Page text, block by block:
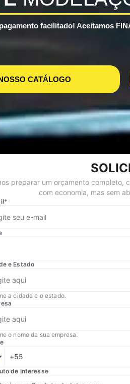
facilitado! Aceitamos
CATÁLOGO
preparar um orçamento completo,
com economia, mas sem
*
e Estado
a cidade e o estado.
o nome da sua empresa.
de Interesse